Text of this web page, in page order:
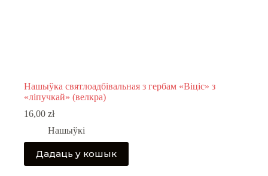
Нашыўка святлоадбівальная з гербам «Віціс» з
«ліпучкай» (велкра)
16,00 zł
Нашыўкі
Дадаць у кошык